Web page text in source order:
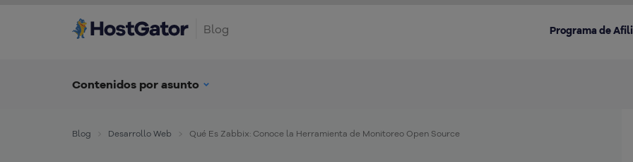
Blog Programa de
Contenidos por asunto
Blog Desarrollo Web Qué Es Zabbix: Conoce la Herramienta de Monitoreo Open Source